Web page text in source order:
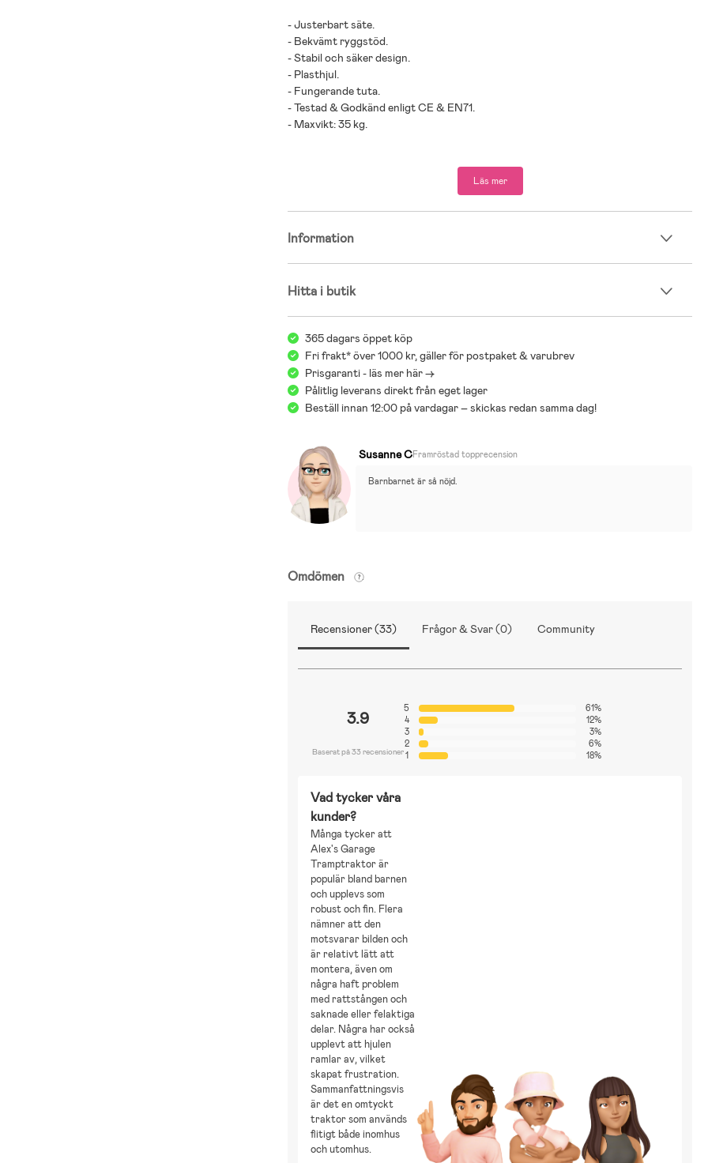
- Justerbart säte.
- Bekvämt ryggstöd.
- Stabil och säker design.
- Plasthjul.
- Fungerande tuta.
- Testad & Godkänd enligt CE & EN71.
- Maxvikt: 35 kg.
Läs mer
Information
Hitta i butik
365 dagars öppet köp
Fri frakt* över 1000 kr, gäller för postpaket & varubrev
Prisgaranti - läs mer här ->
Pålitlig leverans direkt från eget lager
Beställ innan 12:00 på vardagar – skickas redan samma dag!
Susanne CFramröstad topprecension
Barnbarnet är så nöjd.
Omdömen
Recensioner (33) Frågor & Svar (0) Community
3.9
Baserat på 33 recensioner
5
61%
4
12%
3
3%
2
6%
1
18%
Vad tycker våra
kunder?
Många tycker att
Alex's Garage
Tramptraktor är
populär bland barnen
och upplevs som
robust och fin. Flera
nämner att den
motsvarar bilden och
är relativt lätt att
montera, även om
några haft problem
med rattstången och
saknade eller felaktiga
delar. Några har också
upplevt att hjulen
ramlar av, vilket
skapat frustration.
Sammanfattningsvis
är det en omtyckt
traktor som används
flitigt både inomhus
och utomhus.